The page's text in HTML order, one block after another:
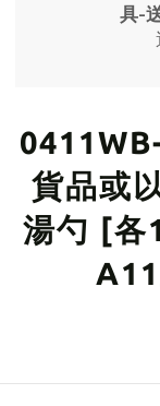
具-
貨品或
湯勺 [各